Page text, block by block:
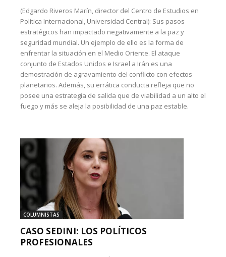
(Edgardo Riveros Marín, director del Centro de Estudios en
Política Internacional, Universidad Central): Sus pasos
estratégicos han impactado negativamente a la paz y
seguridad mundial. Un ejemplo de ello es la forma de
enfrentar la situación en el Medio Oriente. El ataque
conjunto de Estados Unidos e Israel a Irán es una
demostración de agravamiento del conflicto con efectos
planetarios. Además, su errática conducta refleja que no
posee una estrategia de salida que de viabilidad a un alto el
fuego y más se aleja la posibilidad de una paz estable.
COLUMNISTAS
CASO SEDINI: LOS POLÍTICOS
PROFESIONALES